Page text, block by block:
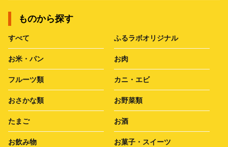
ものから探す
すべて ふるラボオリジナル
お米・パン お肉
フルーツ類 カニ・エビ
おさかな類 お野菜類
たまご お酒
お飲み物 お菓子・スイーツ